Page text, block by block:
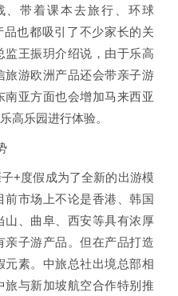
带着课本去旅行、环球
也都吸引了不少家长的关
王振玥介绍说，由于乐高
游欧洲产品还会带亲子游
亚方面也会增加马来西亚
高乐园进行体验。
+度假成为了全新的出游模
市场上不论是香港、韩国
、曲阜、西安等具有浓厚
亲子游产品。但在产品打造
元素。中旅总社出境总部相
与新加坡航空合作特别推